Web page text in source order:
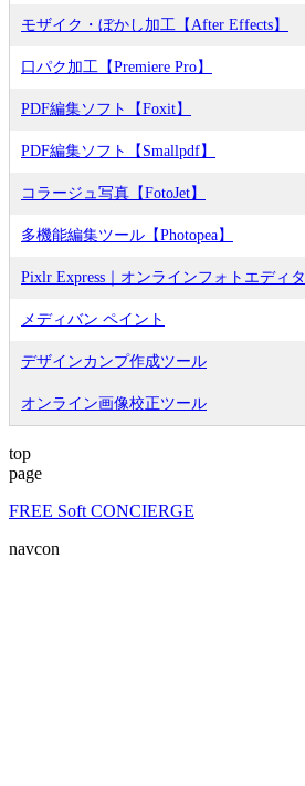
モザイク・ぼかし加工【After Effects】
口パク加工【Premiere Pro】
PDF編集ソフト【Foxit】
PDF編集ソフト【Smallpdf】
コラージュ写真【FotoJet】
多機能編集ツール【Photopea】
Pixlr Express｜オンラインフォトエディタ
メディバン ペイント
デザインカンプ作成ツール
オンライン画像校正ツール
top
page
FREE Soft CONCIERGE
navcon